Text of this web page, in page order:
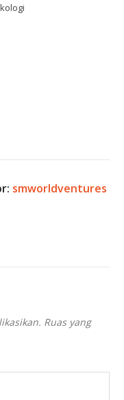
smworldventures
Ruas yang